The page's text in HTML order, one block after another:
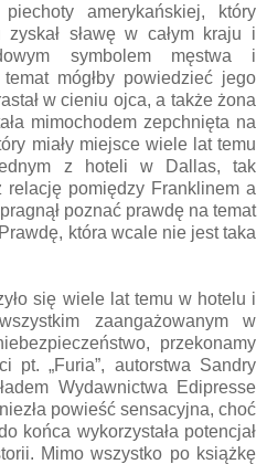
piechoty amerykańskiej, który
sławę w całym kraju i
symbolem męstwa i
mógłby powiedzieć jego
w cieniu ojca, a także żona
mimochodem zepchnięta na
miały miejsce wiele lat temu
z hoteli w Dallas, tak
relację pomiędzy Franklinem a
poznać prawdę na temat
która wcale nie jest taka
się wiele lat temu w hotelu i
zaangażowanym w
przekonamy
pt. „Furia”, autorstwa Sandry
Wydawnictwa Edipresse
powieść sensacyjna, choć
końca wykorzystała potencjał
Mimo wszystko po książkę